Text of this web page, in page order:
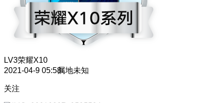
LV3荣耀X10
2021-04-9 05:58属地未知
关注